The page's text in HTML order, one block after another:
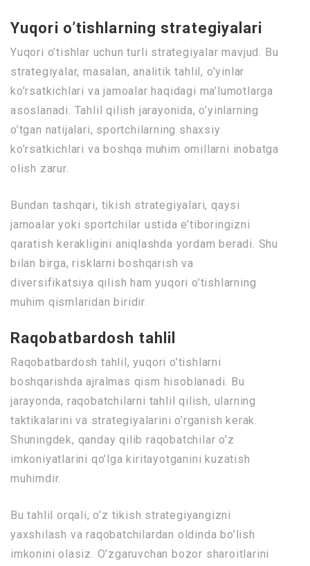
Yuqori o’tishlarning strategiyalari
Yuqori o’tishlar uchun turli strategiyalar mavjud. Bu
strategiyalar, masalan, analitik tahlil, o’yinlar
ko’rsatkichlari va jamoalar haqidagi ma’lumotlarga
asoslanadi. Tahlil qilish jarayonida, o’yinlarning
o’tgan natijalari, sportchilarning shaxsiy
ko’rsatkichlari va boshqa muhim omillarni inobatga
olish zarur.
Bundan tashqari, tikish strategiyalari, qaysi
jamoalar yoki sportchilar ustida e’tiboringizni
qaratish kerakligini aniqlashda yordam beradi. Shu
bilan birga, risklarni boshqarish va
diversifikatsiya qilish ham yuqori o’tishlarning
muhim qismlaridan biridir.
Raqobatbardosh tahlil
Raqobatbardosh tahlil, yuqori o’tishlarni
boshqarishda ajralmas qism hisoblanadi. Bu
jarayonda, raqobatchilarni tahlil qilish, ularning
taktikalarini va strategiyalarini o’rganish kerak.
Shuningdek, qanday qilib raqobatchilar o’z
imkoniyatlarini qo’lga kiritayotganini kuzatish
muhimdir.
Bu tahlil orqali, o’z tikish strategiyangizni
yaxshilash va raqobatchilardan oldinda bo’lish
imkonini olasiz. O’zgaruvchan bozor sharoitlarini